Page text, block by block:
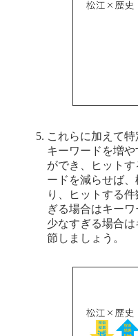
これらに加えて
キーワードを増
ができ、ヒット
ードを減らせば
り、ヒットする
ぎる場合はキー
少なすぎる場合
節しましょう。